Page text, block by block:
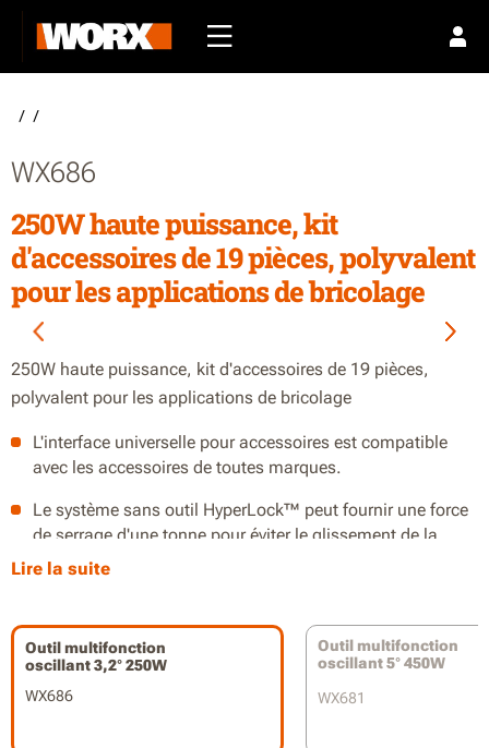
/ /
WX686
250W haute puissance, kit
d'accessoires de 19 pièces, polyvalent
pour les applications de bricolage
250W haute puissance, kit d'accessoires de 19 pièces,
polyvalent pour les applications de bricolage
L'interface universelle pour accessoires est compatible
avec les accessoires de toutes marques.
Le système sans outil HyperLock™ peut fournir une force
de serrage d'une tonne pour éviter le glissement de la
lame.
d'une seule main.
Les 19 accessoires inclus rendent le sonicrafter idéal pour
une variété d'applications.
Lire la suite
Outil multifonction
oscillant 3,2° 250W
WX686
Outil multifonction
oscillant 5° 450W
WX681